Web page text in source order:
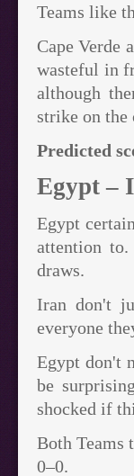
Teams like
Cape Verde
wasteful in
although
strike on the
Predicted
Egypt –
Egypt
attention
draws.
Iran don't
everyone
Egypt don't
be
shocked if
Both Teams
0–0.